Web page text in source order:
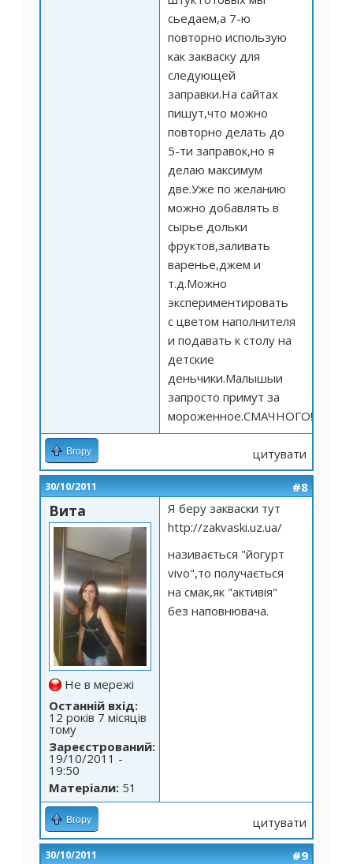
сьедаем,а 7-ю
повторно использую
как закваску для
следующей
заправки.На сайтах
пишут,что можно
повторно делать до
5-ти заправок,но я
делаю максимум
две.Уже по желанию
можно добавлять в
сырье дольки
фруктов,заливать
варенье,джем и
т.д.Можно
экспериментировать
с цветом наполнителя
и подавать к столу на
детские
деньчики.Малышыи
запросто примут за
мороженное.СМАЧНОГО!
Вгору цитувати
30/10/2011 #8
Вита
Не в мережі
Останній вхід:
12 років 7 місяців
тому
Зареєстрований:
19/10/2011 -
19:50
Матеріали: 51
Я беру закваски тут
http://zakvaski.uz.ua/
називається "йогурт
vivo",то получається
на смак,як "активія"
без наповнювача.
Вгору цитувати
30/10/2011 #9